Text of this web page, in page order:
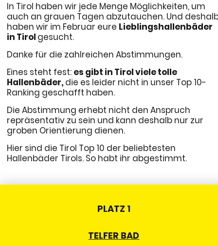
In Tirol haben wir jede Menge Möglichkeiten, um
auch an grauen Tagen abzutauchen. Und
haben wir im Februar eure Lieblingshallenbäder
in Tirol gesucht.
Danke für die zahlreichen Abstimmungen.
Eines steht fest: es gibt in Tirol viele tolle
Hallenbäder, die es leider nicht in unser Top 10-
Ranking geschafft haben.
Die Abstimmung erhebt nicht den Anspruch
repräsentativ zu sein und kann deshalb nur zur
groben Orientierung dienen.
Hier sind die Tirol Top 10 der beliebtesten
Hallenbäder Tirols. So habt ihr abgestimmt.
PLATZ 1
TELFER BAD